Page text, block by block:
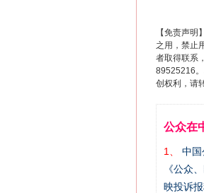
【免责声
之用，禁止
者取得联系
89525216
创权利，请
公众在
1、
中国
《公众
映投诉